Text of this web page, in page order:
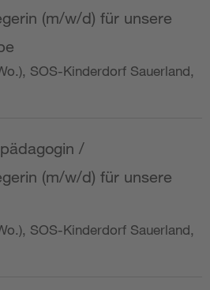
(m/w/d) für unsere
SOS-Kinderdorf Sauerland,
/
(m/w/d) für unsere
SOS-Kinderdorf Sauerland,